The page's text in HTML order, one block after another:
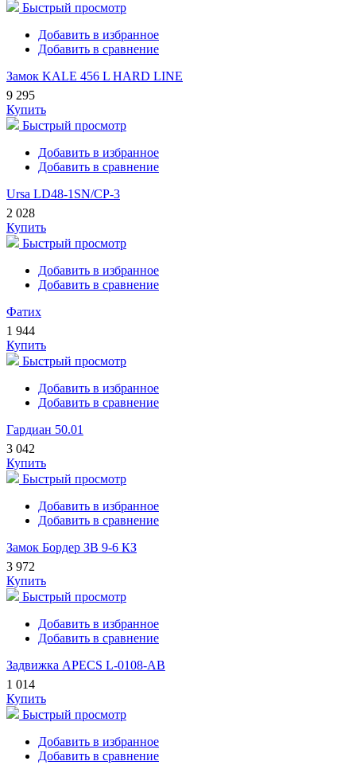
Быстрый просмотр
Добавить в избранное
Добавить в сравнение
Замок KALE 456 L HARD LINE
9 295
Купить
Быстрый просмотр
Добавить в избранное
Добавить в сравнение
Ursa LD48-1SN/CP-3
2 028
Купить
Быстрый просмотр
Добавить в избранное
Добавить в сравнение
Фатих
1 944
Купить
Быстрый просмотр
Добавить в избранное
Добавить в сравнение
Гардиан 50.01
3 042
Купить
Быстрый просмотр
Добавить в избранное
Добавить в сравнение
Замок Бордер ЗВ 9-6 КЗ
3 972
Купить
Быстрый просмотр
Добавить в избранное
Добавить в сравнение
Задвижка APECS L-0108-AB
1 014
Купить
Быстрый просмотр
Добавить в избранное
Добавить в сравнение